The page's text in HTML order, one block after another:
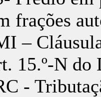
frações
–
15.º-N do
-